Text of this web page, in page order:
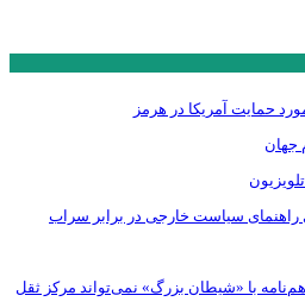
حمایت آمریکا در هرمز
جهان
راهنمای سیاست خارجی در برابر سراب
با «شیطان بزرگ» نمی‌تواند مرکز ثقل